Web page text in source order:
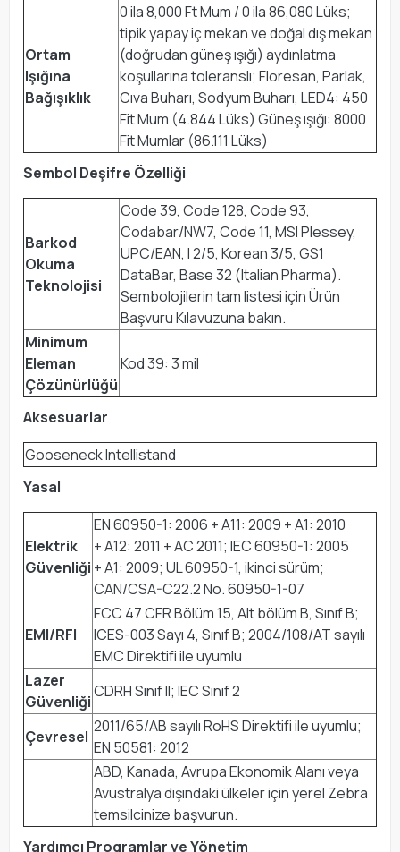
Ortam
Işığına
Bağışıklık
0 ila 8,000 Ft Mum / 0 ila 86,080 Lüks;
tipik yapay iç mekan ve doğal dış mekan
(doğrudan güneş ışığı) aydınlatma
koşullarına toleranslı; Floresan, Parlak,
Cıva Buharı, Sodyum Buharı, LED4: 450
Fit Mum (4.844 Lüks) Güneş ışığı: 8000
Fit Mumlar (86.111 Lüks)
Sembol Deşifre Özelliği
Barkod
Okuma
Teknolojisi
Code 39, Code 128, Code 93,
Codabar/NW7, Code 11, MSI Plessey,
UPC/EAN, I 2/5, Korean 3/5, GS1
DataBar, Base 32 (Italian Pharma).
Sembolojilerin tam listesi için Ürün
Başvuru Kılavuzuna bakın.
Minimum
Eleman
Çözünürlüğü
Kod 39: 3 mil
Aksesuarlar
Gooseneck Intellistand
Yasal
Elektrik
Güvenliği
EN 60950-1: 2006 + A11: 2009 + A1: 2010
+ A12: 2011 + AC 2011; IEC 60950-1: 2005
+ A1: 2009; UL 60950-1, ikinci sürüm;
CAN/CSA-C22.2 No. 60950-1-07
EMI/RFI
FCC 47 CFR Bölüm 15, Alt bölüm B, Sınıf B;
ICES-003 Sayı 4, Sınıf B; 2004/108/AT sayılı
EMC Direktifi ile uyumlu
Lazer
Güvenliği
CDRH Sınıf II; IEC Sınıf 2
Çevresel
2011/65/AB sayılı RoHS Direktifi ile uyumlu;
EN 50581: 2012
ABD, Kanada, Avrupa Ekonomik Alanı veya
Avustralya dışındaki ülkeler için yerel Zebra
temsilcinize başvurun.
Yardımcı Programlar ve Yönetim